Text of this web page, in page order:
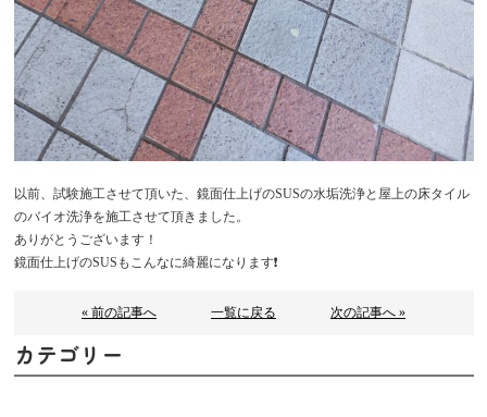
以前、試験施工させて頂いた、鏡面仕上げのSUSの水垢洗浄と屋上の床タイル
のバイオ洗浄を施工させて頂きました。
ありがとうございます！
鏡面仕上げのSUSもこんなに綺麗になります❗
« 前の記事へ 一覧に戻る 次の記事へ »
カテゴリー